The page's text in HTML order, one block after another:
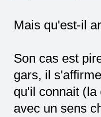
Mais qu'est-il
Son cas est
gars, il
qu'il connait
avec un sens